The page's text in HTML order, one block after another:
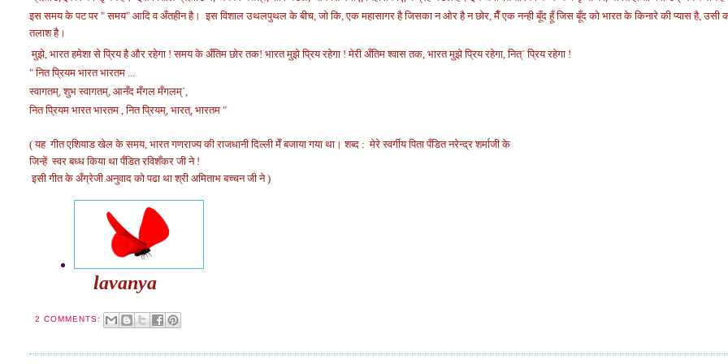
इस समय के पट पर " समय" आदि व अँतहीन है। इस विशाल उथलपुथल के बीच, जो कि, एक महासागर है जिसका न ओर है न छोर, मैँ एक नन्ही बूँद हूँ जिसबूँद को भारत के किनारे की प्यास है, उसी
तलाश है।
मुझे, भारत हमेशा से प्रिय है और रहेगा ! समय के अँतिम छोर तक! भारत मुझे प्रिय रहेगा ! मेरी अँतिम श्वास तक, भारत मुझे प्रिय रहेगा, नित्` प्रिय रहेगा !
" नित प्रियम भारत भारतम ...
स्वागतम्, शुभ स्वागतम्, आनँद मँगल मँगलम्`,
नित प्रियम भारत भारतम , नित प्रियम्, भारत्, भारतम "
( यह गीत एशियाड खेल के समय, भारत गणराज्य की राजधानी दिल्ली मेँ बजाया गया था। शब्द : मेरे स्वर्गीय पिता पँडित नरेन्द्र शर्माजी के
जिन्हें स्वर बध्ध किया था पँडित रविशँकर जी ने !
इसी गीत के अँग्रेजी अनुवाद को पढा था श्री अमिताभ बच्चन जी ने )
lavanya
2 COMMENTS: